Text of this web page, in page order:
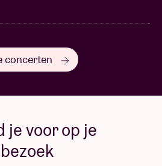
concerten
je voor op je
bezoek